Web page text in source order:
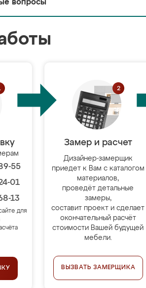
вопросы
55
01
13
для
Замер и расчет
Дизайнер-замерщик
приедет к Вам с каталогом
материалов,
проведёт детальные
замеры,
составит проект и сделает
окончательный расчёт
стоимости Вашей будущей
мебели.
ВЫЗВАТЬ ЗАМЕРЩИКА